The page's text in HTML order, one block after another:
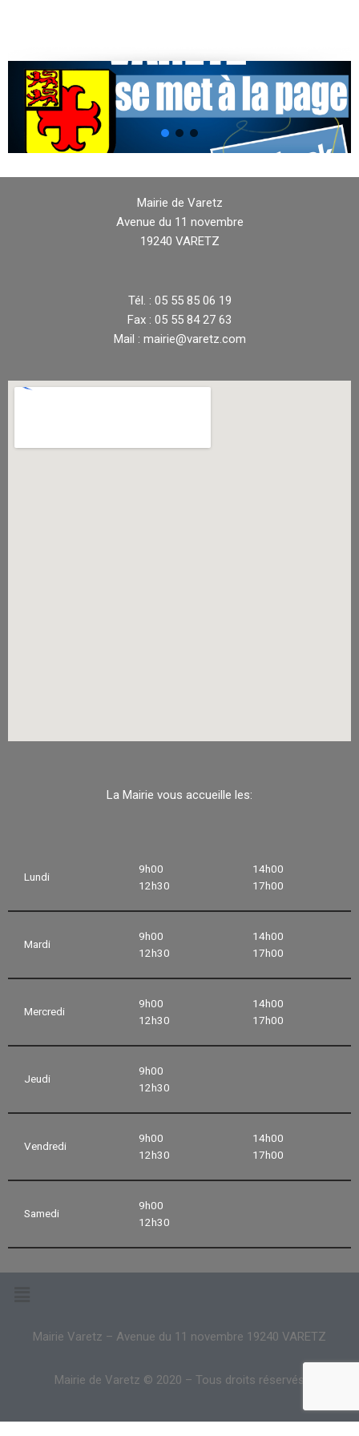
Mairie de Varetz
Avenue du 11 novembre
19240 VARETZ
Tél. : 05 55 85 06 19
Fax : 05 55 84 27 63
Mail : mairie@varetz.com
La Mairie vous accueille les:
Lundi
9h00
12h30
14h00
17h00
Mardi
9h00
12h30
14h00
17h00
Mercredi
9h00
12h30
14h00
17h00
Jeudi
9h00
12h30
Vendredi
9h00
12h30
14h00
17h00
Samedi
9h00
12h30
Mairie Varetz – Avenue du 11 novembre 19240 VARETZ
Mairie de Varetz © 2020 – Tous droits réservés